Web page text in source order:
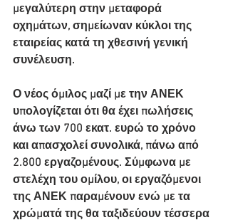
μεγαλύτερη στην μεταφορά
οχημάτων, σημείωναν κύκλοι της
εταιρείας κατά τη χθεσινή γενική
συνέλευση.
Ο νέος όμιλος μαζί με την ΑΝΕΚ
υπολογίζεται ότι θα έχει πωλήσεις
άνω των 700 εκατ. ευρώ το χρόνο
και απασχολεί συνολικά, πάνω από
2.800 εργαζομένους. Σύμφωνα με
στελέχη του ομίλου, οι εργαζόμενοι
της ΑΝΕΚ παραμένουν ενώ με τα
χρώματά της θα ταξιδεύουν τέσσερα